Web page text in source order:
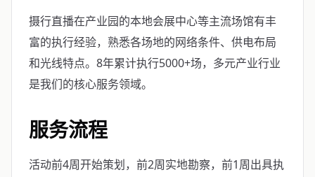
摄行直播在产业园的本地会展中心等主流场馆有丰
富的执行经验，熟悉各场地的网络条件、供电布局
和光线特点。8年累计执行5000+场，多元产业行业
是我们的核心服务领域。
服务流程
活动前4周开始策划，前2周实地勘察，前1周出具执